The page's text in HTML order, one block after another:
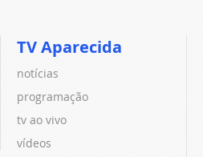
TV Aparecida
notícias
programação
tv ao vivo
vídeos